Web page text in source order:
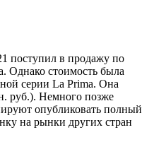
поступил в продажу по
Однако стоимость была
серии La Prima. Она
руб.). Немного позже
опубликовать полный
на рынки других стран